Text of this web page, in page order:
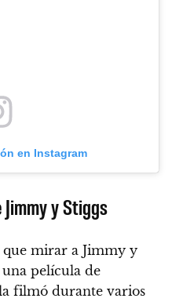
en Instagram
y Stiggs
que mirar a Jimmy y
una película de
filmó durante varios